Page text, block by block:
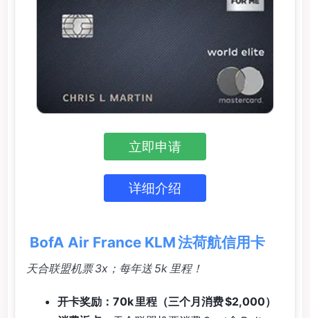
立即申请
详细介绍
BofA Air France KLM 法荷航信用卡
天合联盟机票 3x；每年送 5k 里程！
开卡奖励：70k 里程（三个月消费 $2,000）